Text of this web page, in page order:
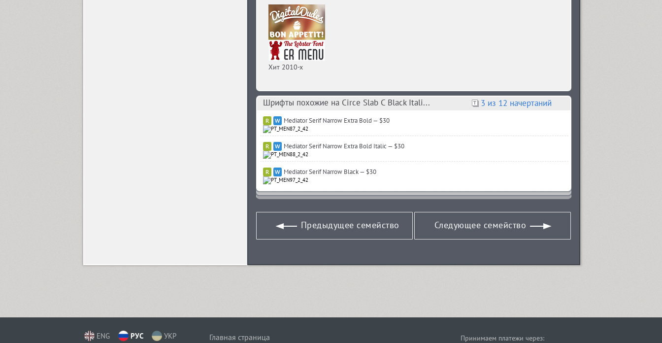
Cotlin (4)
Хит 2010-х
Шрифты похожие на Circe Slab C Black Itali... 3 из 12 начертаний
Mediator Serif Narrow Extra Bold — $30
Mediator Serif Narrow Extra Bold Italic — $30
Mediator Serif Narrow Black — $30
Предыдущее семейство Следующее семейство
ENG РУС УКР
Главная страница
Принимаем платежи через: